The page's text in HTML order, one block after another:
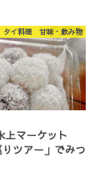
タイ料理 甘味・飲み物
上マーケット
りツアー」でみつ